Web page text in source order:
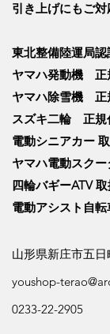
引き上げにもご対
東北整備陸運局
ヤマハ発動機 正
ヤマハ除雪機 正
スズキ二輪 正規
電動シニアカー
ヤマハ電動スク
四輪バギーATV
電動アシスト自
山形県新庄市五日
youshop-
0233-22-2905